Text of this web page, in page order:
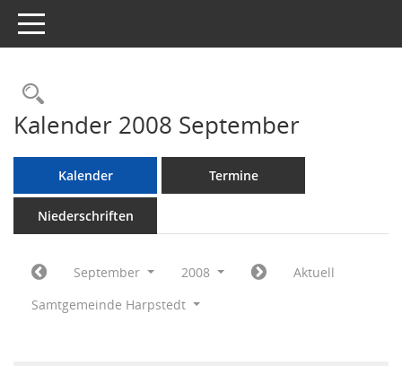
Toggle navigation
Rechercheauswahl
Kalender 2008 September
Kalender Termine
Niederschriften
September 2008
Aktuell
Samtgemeinde Harpstedt